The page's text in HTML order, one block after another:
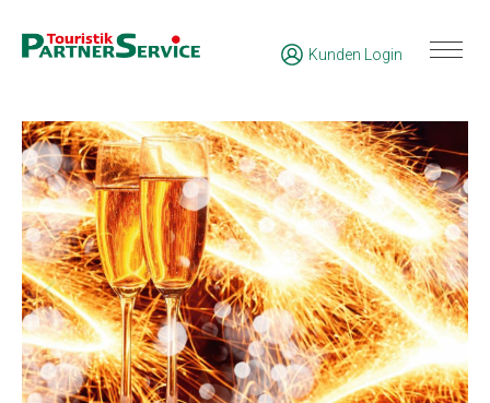
Kunden Login